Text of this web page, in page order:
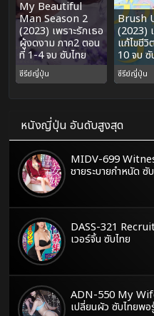
My Beautiful
Man Season 2
(2023) เพราะรักเธอ
ผู้งดงาม ภาค2 ตอน
ที่ 1-4 จบ ซับไทย
ซีรีย์ญี่ปุ่น
Brush
(2023)
แก้ไขชี
10 จบ ซั
ซีรีย์ญี่ปุ่น
หนังญี่ปุ่น อันดับสูงสุด
MIDV-699
ชายระบายกำหนัด ซั
DASS-321
เวอร์จิ้น ซับไทย
ADN-550 My
เปลี่ยนผัว ซับไทยพอ